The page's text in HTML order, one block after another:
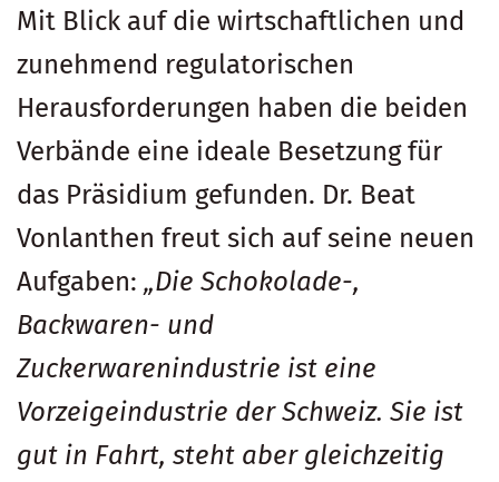
Mit Blick auf die wirtschaftlichen und
zunehmend regulatorischen
Herausforderungen haben die beiden
Verbände eine ideale Besetzung für
das Präsidium gefunden. Dr. Beat
Vonlanthen freut sich auf seine neuen
Aufgaben: „Die Schokolade-,
Backwaren- und
Zuckerwarenindustrie ist eine
Vorzeigeindustrie der Schweiz. Sie ist
gut in Fahrt, steht aber gleichzeitig